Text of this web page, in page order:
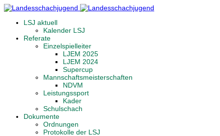
LSJ aktuell
Kalender LSJ
Referate
Einzelspielleiter
LJEM 2025
LJEM 2024
Supercup
Mannschaftsmeisterschaften
NDVM
Leistungssport
Kader
Schulschach
Dokumente
Ordnungen
Protokolle der LSJ